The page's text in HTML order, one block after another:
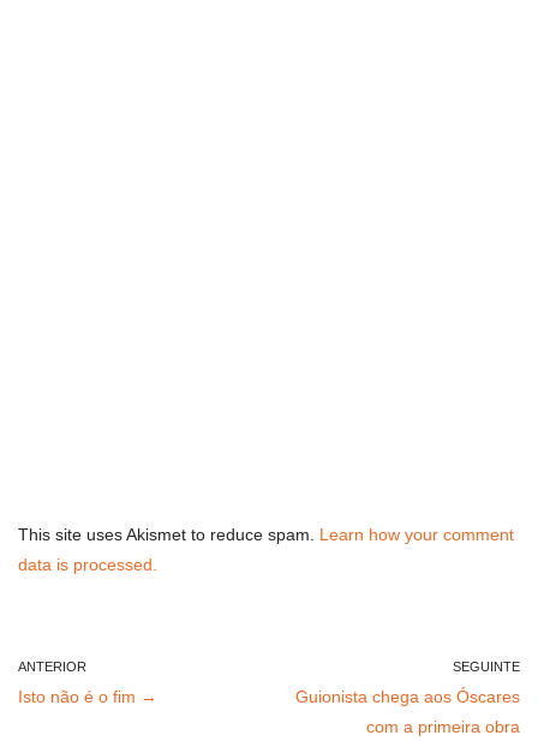
This site uses Akismet to reduce spam. Learn how your comment
data is processed.
ANTERIOR
Isto não é o fim →
SEGUINTE
Guionista chega aos Óscares
com a primeira obra